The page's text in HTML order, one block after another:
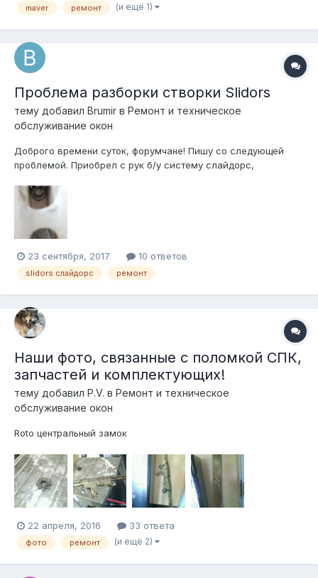
maver ремонт (и ещё 1)
Проблема разборки створки Slidors
тему добавил Brumir в Ремонт и техническое
обслуживание окон
Доброго времени суток, форумчане! Пишу со следующей
проблемой. Приобрел с рук б/у систему слайдорс,
бы хорошо, но в процессе установки не до конца
исправленная криворукость дала о себе знать, и я разбил
23 сентября, 2017 10 ответов
slidors слайдорс ремонт
Наши фото, связанные с поломкой СПК,
запчастей и комплектующих!
тему добавил P.V. в Ремонт и техническое
обслуживание окон
Roto центральный замок
22 апреля, 2016 33 ответа
фото ремонт (и ещё 2)